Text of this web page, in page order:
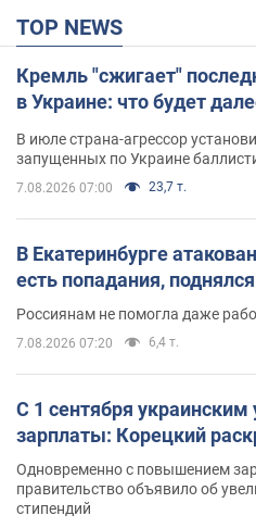
TOP NEWS
Кремль "сжигает"
в Украине: что будет
В июле страна-агрессор
запущенных по Украине
7.08.2026 07:00 23,7 т.
В Екатеринбурге
есть попадания,
Россиянам не помогла даже
7.08.2026 07:20 6,4 т.
С 1 сентября
зарплаты: Корецкий
Одновременно с повышением
правительство объявило об
стипендий